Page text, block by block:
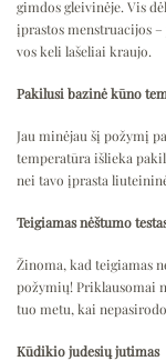
gimdos gleivinėje. Vis
įprastos menstruacijos
vos keli lašeliai kraujo.
Pakilusi bazinė kūno
Jau minėjau šį požymį
temperatūra išlieka
nei tavo įprasta
Teigiamas nėštumo
Žinoma, kad teigiamas
požymių! Priklausomai
tuo metu, kai
Kūdikio judesių jutimas